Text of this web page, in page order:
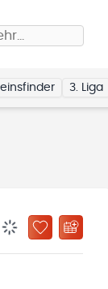
3. Liga
ZU „MEINE